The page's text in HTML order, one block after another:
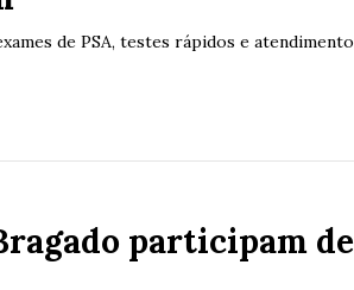
de PSA, testes rápidos e atendimento
participam de